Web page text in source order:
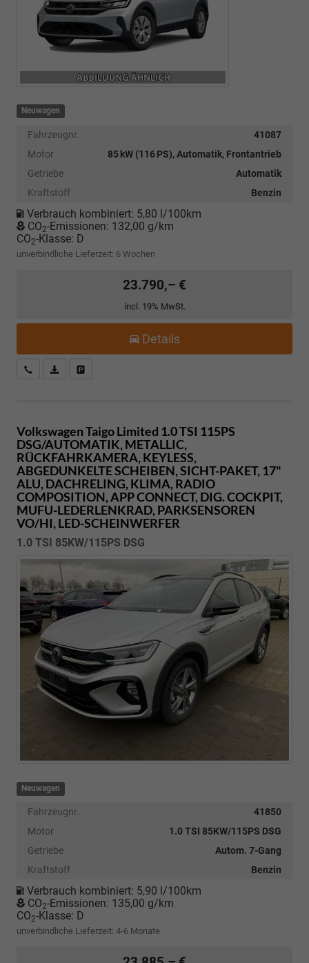
Neuwagen
Fahrzeugnr.
41087
Motor
85 kW (116 PS), Automatik, Frontantrieb
Getriebe
Automatik
Kraftstoff
Benzin
Verbrauch kombiniert: 5,80 l/100km
CO2-Emissionen: 132,00 g/km
CO2-Klasse: D
unverbindliche Lieferzeit: 6 Wochen
23.790,– €
incl. 19% MwSt.
Details
Kostenloser Rückruf-Service
PDF-Datei, Fahrzeugexposé drucken
Volkswagen TaigoLimited 1.0 TSI 115PS
DSG/AUTOMATIK, METALLIC,
RÜCKFAHRKAMERA, KEYLESS,
ABGEDUNKELTE SCHEIBEN, SICHT-PAKET, 17"
ALU, DACHRELING, KLIMA, RADIO
COMPOSITION, APP CONNECT, DIG. COCKPIT,
MUFU-LEDERLENKRAD, PARKSENSOREN
VO/HI, LED-SCHEINWERFER
1.0 TSI 85KW/115PS DSG
Neuwagen
Fahrzeugnr.
41850
Motor
1.0 TSI 85KW/115PS DSG
Getriebe
Autom. 7-Gang
Kraftstoff
Benzin
Verbrauch kombiniert: 5,90 l/100km
CO2-Emissionen: 135,00 g/km
CO2-Klasse: D
unverbindliche Lieferzeit: 4-6 Monate